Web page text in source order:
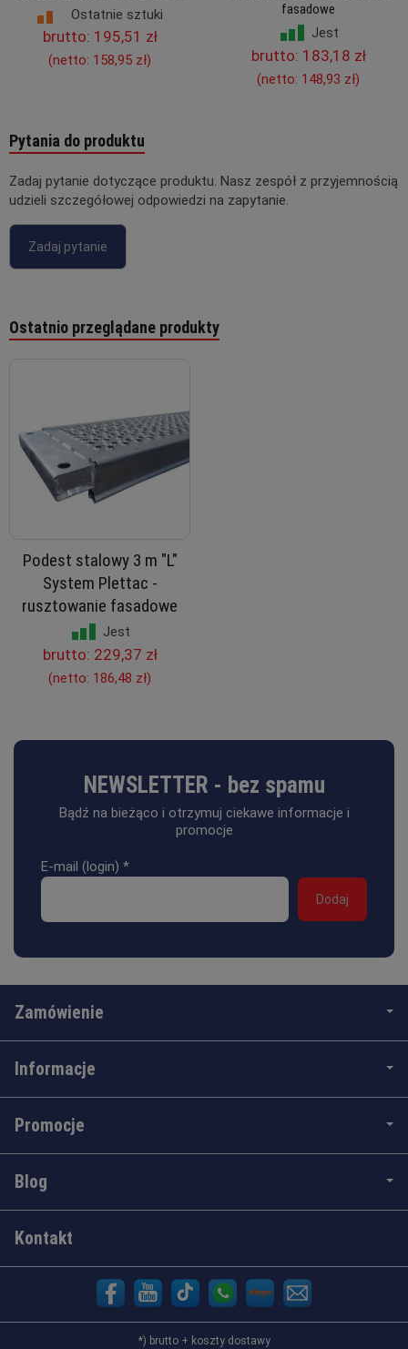
Ostatnie sztuki
brutto: 195,51 zł
(netto: 158,95 zł)
fasadowe
Jest
brutto: 183,18 zł
(netto: 148,93 zł)
Pytania do produktu
Zadaj pytanie dotyczące produktu. Nasz zespół z przyjemnością
udzieli szczegółowej odpowiedzi na zapytanie.
Zadaj pytanie
Ostatnio przeglądane produkty
Podest stalowy 3 m "L"
System Plettac -
rusztowanie fasadowe
Jest
brutto: 229,37 zł
(netto: 186,48 zł)
NEWSLETTER - bez spamu
Bądź na bieżąco i otrzymuj ciekawe informacje i
promocje
E-mail (login) *
Zamówienie
Informacje
Promocje
Blog
Kontakt
*) brutto + koszty dostawy